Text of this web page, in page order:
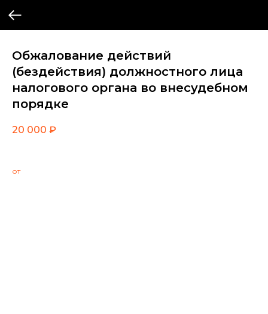
Обжалование действий
(бездействия) должностного лица
налогового органа во внесудебном
порядке
20 000 ₽
от